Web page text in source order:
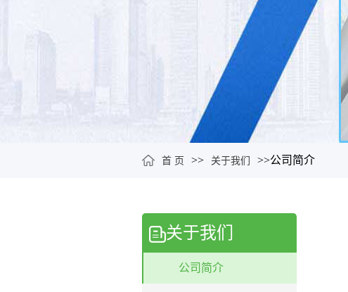
首 页 >> 关于我们 >>公司简介
关于我们
公司简介